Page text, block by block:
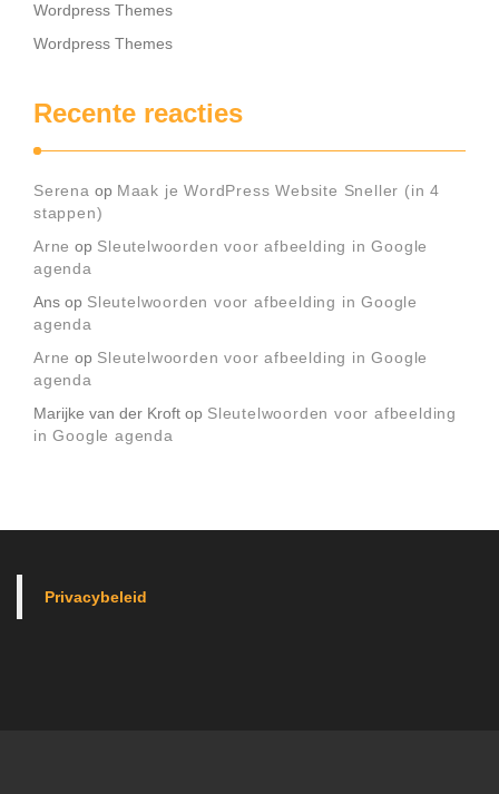
Wordpress Themes
Wordpress Themes
Recente reacties
Serena op Maak je WordPress Website Sneller (in 4
stappen)
Arne op Sleutelwoorden voor afbeelding in Google
agenda
Ans op Sleutelwoorden voor afbeelding in Google
agenda
Arne op Sleutelwoorden voor afbeelding in Google
agenda
Marijke van der Kroft op Sleutelwoorden voor afbeelding
in Google agenda
Privacybeleid